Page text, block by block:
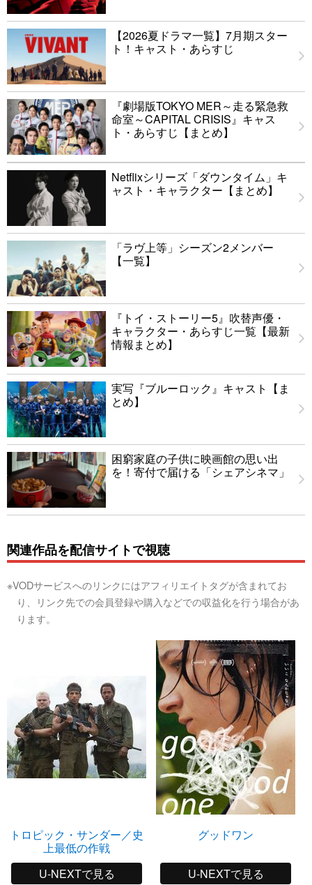
【2026夏ドラマ一覧】7月期スター
ト！キャスト・あらすじ
『劇場版TOKYO MER～走る緊急救
命室～CAPITAL CRISIS』キャス
ト・あらすじ【まとめ】
Netflixシリーズ「ダウンタイム」キ
ャスト・キャラクター【まとめ】
「ラヴ上等」シーズン2メンバー
【一覧】
『トイ・ストーリー5』吹替声優・
キャラクター・あらすじ一覧【最新
情報まとめ】
実写『ブルーロック』キャスト【ま
とめ】
困窮家庭の子供に映画館の思い出
を！寄付で届ける「シェアシネマ」
関連作品を配信サイトで視聴
※VODサービスへのリンクにはアフィリエイトタグが含まれてお
り、リンク先での会員登録や購入などでの収益化を行う場合があ
ります。
トロピック・サンダー／史
上最低の作戦
U-NEXTで見る
グッドワン
U-NEXTで見る